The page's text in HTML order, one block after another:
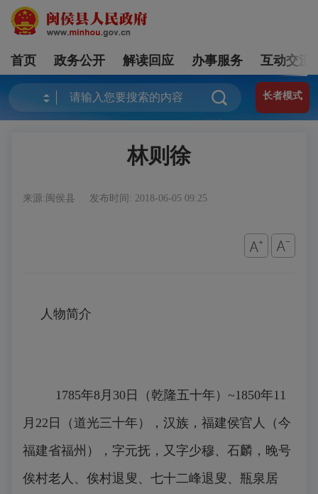
首页 政务公开 解读回应 办事服务 互动交流
长者模式
林则徐
来源:闽侯县 发布时间: 2018-06-05 09:25
人物简介
1785年8月30日（乾隆五十年）~1850年11
月22日（道光三十年），汉族，福建侯官人（今
福建省福州），字元抚，又字少穆、石麟，晚号
俟村老人、俟村退叟、七十二峰退叟、瓶泉居